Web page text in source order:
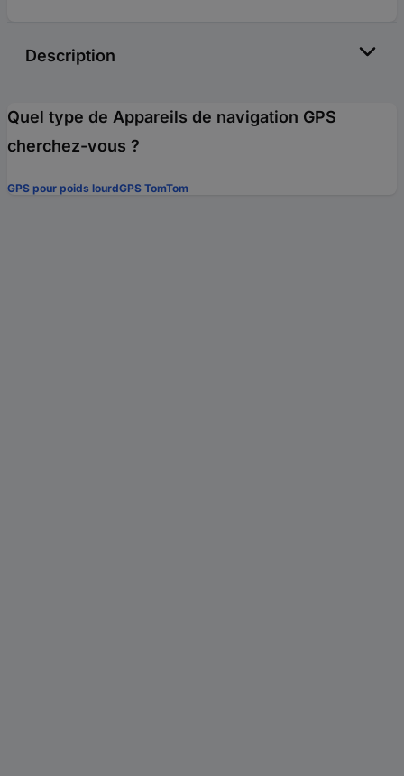
Description
Quel type de Appareils de navigation GPS
cherchez-vous ?
GPS pour poids lourdGPS TomTom